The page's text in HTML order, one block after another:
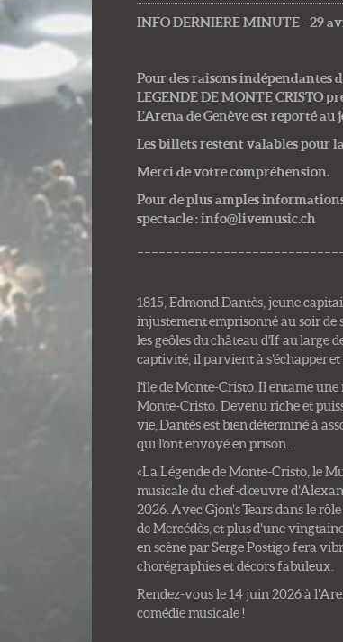
INFO DERNIERE MINUTE - 29
Pour des raisons indépendantes
LEGENDE DE MONTE CRISTO
L’Arena de Genève est reporté au
Les billets restent valables pour
Merci de votre compréhension.
Pour de plus amples
spectacle : info@livemusic.ch
1815, Edmond Dantès, jeune
injustement emprisonné au soir de
les geôles du château d'If au large
captivité, il parvient à s’échapper
l'île de Monte-Cristo. Il entame
Monte-Cristo. Devenu riche et
vie, Dantès est bien déterminé à
qui l'ont envoyé en prison…
«La Légende de Monte-Cristo, le
musicale du chef-d’œuvre
2026. Avec Gjon’s Tears dans le
de Mercédès, et plus d’une
en scène par Serge Postigo fera
chorégraphies et décors fabuleux.
Rendez-vous le 14 juin 2026 à
comédie musicale !